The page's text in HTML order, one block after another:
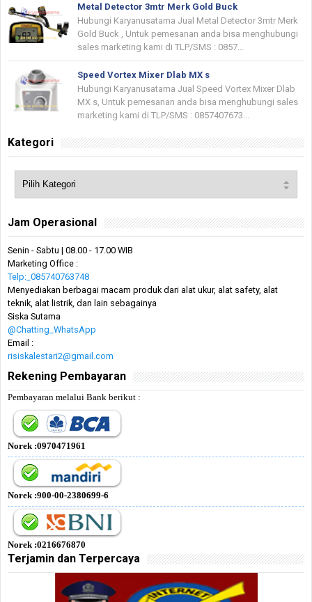
Metal Detector 3mtr Merk Gold Buck
Hubungi Karyanusatama Jual Metal Detector 3mtr Merk
Gold Buck , Untuk pemesanan anda bisa menghubungi
sales marketing kami di TLP/SMS : 0857...
Speed Vortex Mixer Dlab MX s
Hubungi Karyanusatama Jual Speed Vortex Mixer Dlab
MX s, Untuk pemesanan anda bisa menghubungi sales
marketing kami di TLP/SMS : 0857407673...
Kategori
Jam Operasional
Senin - Sabtu | 08.00 - 17.00 WIB
Marketing Office :
Telp:_085740763748
Menyediakan berbagai macam produk dari alat ukur, alat safety, alat
teknik, alat listrik, dan lain sebagainya
Siska Sutama
@Chatting_WhatsApp
Email :
risiskalestari2@gmail.com
Rekening Pembayaran
Pembayaran melalui Bank berikut :
Norek :0970471961
Norek :900-00-2380699-6
Norek :0216676870
Terjamin dan Terpercaya